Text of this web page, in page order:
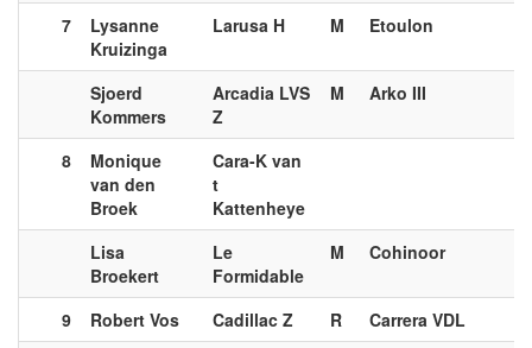
7
Lysanne
Kruizinga
Larusa H M Etoulon
Sjoerd
Kommers
Arcadia LVS
Z
M Arko III
8
Monique
van den
Broek
Cara-K van
t
Kattenheye
Lisa
Broekert
Le
Formidable
M Cohinoor
9 Robert Vos Cadillac Z R
Carrera VDL